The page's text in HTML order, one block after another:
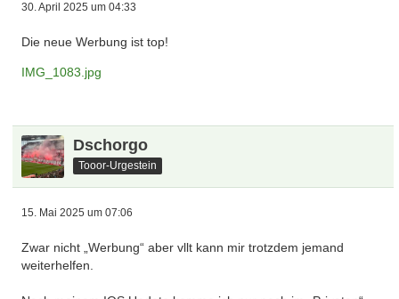
30. April 2025 um 04:33
Die neue Werbung ist top!
IMG_1083.jpg
Dschorgo
Tooor-Urgestein
15. Mai 2025 um 07:06
Zwar nicht „Werbung“ aber vllt kann mir trotzdem jemand
weiterhelfen.